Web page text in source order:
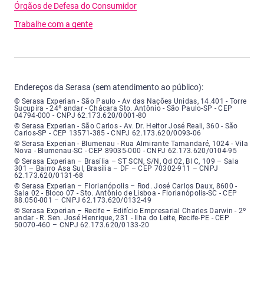
Órgãos de Defesa do Consumidor
Trabalhe com a gente
Endereços da Serasa (sem atendimento ao público):
Serasa Experian - São Paulo - Endereço: Avenida das Nações Unidas,
© Serasa Experian - São Paulo - Av das Nações Unidas, 14.401 - Torre
Sucupira - 24º andar - Chácara Sto. Antônio - São Paulo-SP - CEP
04794-000 - CNPJ 62.173.620/0001-80
Serasa Experian - São Carlos - Endereço: Avenida Doutor Heitor José
© Serasa Experian - São Carlos - Av. Dr. Heitor José Reali, 360 - São
Carlos-SP - CEP 13571-385 - CNPJ 62.173.620/0093-06
Serasa Experian - Blumenau - Endereço: Rua Almirante Tamandaré,
© Serasa Experian - Blumenau - Rua Almirante Tamandaré, 1024 - Vila
Nova - Blumenau-SC - CEP 89035-000 - CNPJ 62.173.620/0104-95
Serasa Experian - Brasília, Endereço: Setor Comercial Norte, sem
© Serasa Experian – Brasília – ST SCN, S/N, Qd 02, Bl C, 109 – Sala
301 – Bairro Asa Sul, Brasília – DF – CEP 70302-911 – CNPJ
62.173.620/0131-68
Serasa Experian - Florianópolis, Endereço: Rodovia José Carlos, número
© Serasa Experian – Florianópolis – Rod. José Carlos Daux, 8600 -
Sala 02 - Bloco 07 - Sto. Antônio de Lisboa - Florianópolis-SC - CEP
88.050-001 – CNPJ 62.173.620/0132-49
Serasa Experian - Recife, Endereço: Edifício Empresarial Charles Darwin,
© Serasa Experian – Recife – Edifício Empresarial Charles Darwin - 2º
andar - R. Sen. José Henrique, 231 - Ilha do Leite, Recife-PE - CEP
50070-460 – CNPJ 62.173.620/0133-20